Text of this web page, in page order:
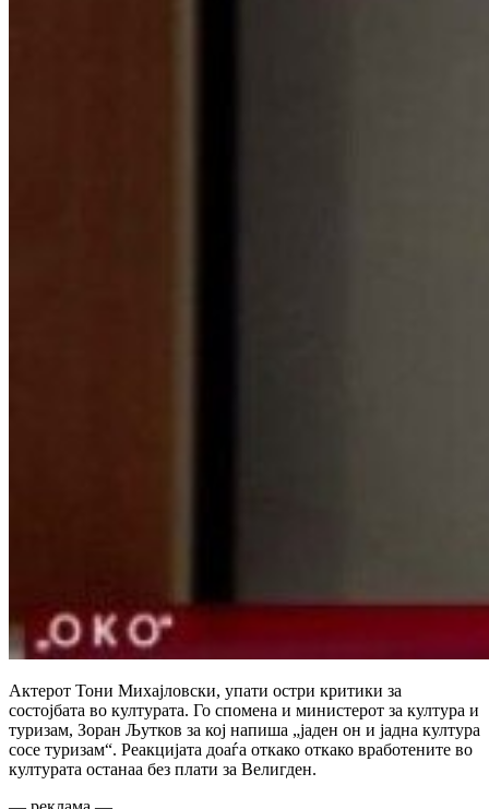
Актерот Тони Михајловски, упати остри критики за
состојбата во културата. Го спомена и министерот за култура и
туризам, Зоран Љутков за кој напиша „јаден он и јадна култура
сосе туризам“. Реакцијата доаѓа откако откако вработените во
културата останаа без плати за Велигден.